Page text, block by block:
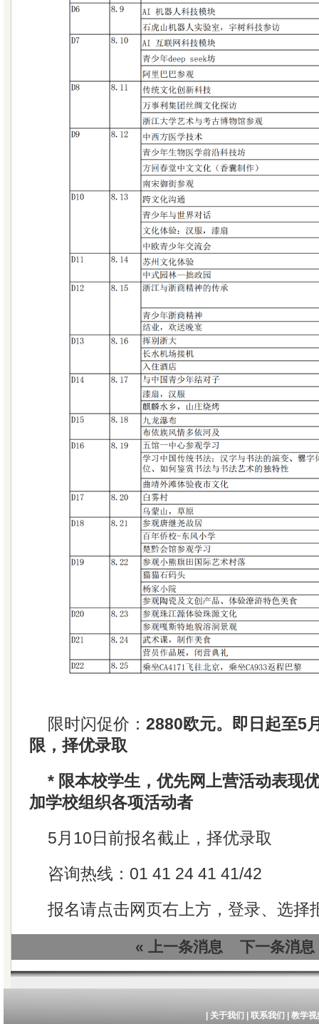
限时闪促价： 2880欧元。即日起至5
限，择优录取
* 限本校学生，优先网上营活动表现
加学校组织各项活动者
5月10日前报名截止，择优录取
咨询热线：01 41 24 41 41/42
报名请点击网页右上方，登录、选择
« 上一条消息 下一条消息
| 关于我们 | 联系我们 | 教学视